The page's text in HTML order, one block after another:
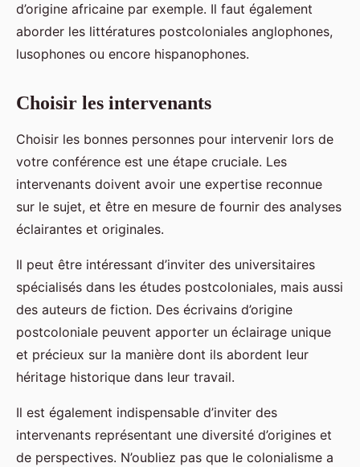
d’origine africaine par exemple. Il faut également
aborder les littératures postcoloniales anglophones,
lusophones ou encore hispanophones.
Choisir les intervenants
Choisir les bonnes personnes pour intervenir lors de
votre conférence est une étape cruciale. Les
intervenants doivent avoir une expertise reconnue
sur le sujet, et être en mesure de fournir des analyses
éclairantes et originales.
Il peut être intéressant d’inviter des universitaires
spécialisés dans les études postcoloniales, mais aussi
des auteurs de fiction. Des écrivains d’origine
postcoloniale peuvent apporter un éclairage unique
et précieux sur la manière dont ils abordent leur
héritage historique dans leur travail.
Il est également indispensable d’inviter des
intervenants représentant une diversité d’origines et
de perspectives. N’oubliez pas que le colonialisme a